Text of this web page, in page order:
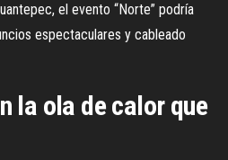
el evento “Norte” podría
espectaculares y cableado
la ola de calor que